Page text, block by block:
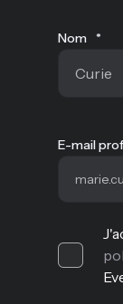
Nom *
E-mail